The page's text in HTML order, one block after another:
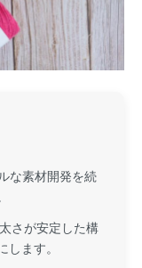
な素材開発を続
さが安定した構
ます。